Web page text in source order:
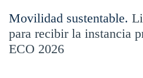
Movilidad sustentable.
para recibir la instancia
ECO 2026